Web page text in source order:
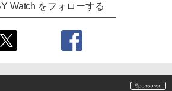
Watch をフォローする